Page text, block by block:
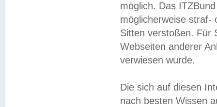
möglich. Das
möglicherweise straf-
Sitten verstoßen. Für
Webseiten anderer
verwiesen wurde.
Die sich auf diesen
nach besten Wissen